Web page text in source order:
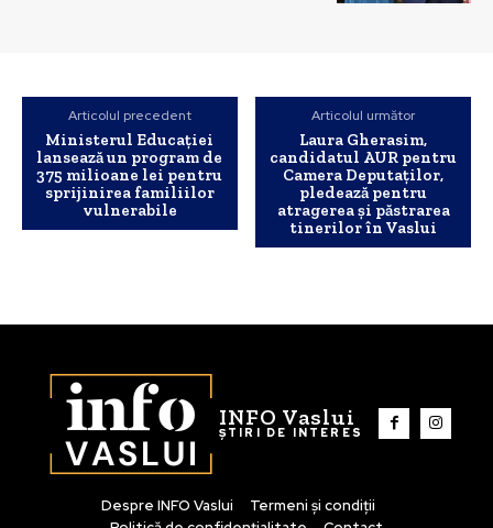
Articolul precedent
Ministerul Educației
lansează un program de
375 milioane lei pentru
sprijinirea familiilor
vulnerabile
Articolul următor
Laura Gherasim,
candidatul AUR pentru
Camera Deputaților,
pledează pentru
atragerea și păstrarea
tinerilor în Vaslui
INFO Vaslui
ȘTIRI DE INTERES
Despre INFO Vaslui
Termeni și condiții